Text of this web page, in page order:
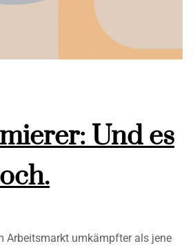
Und es
Arbeitsmarkt umkämpfter als jene